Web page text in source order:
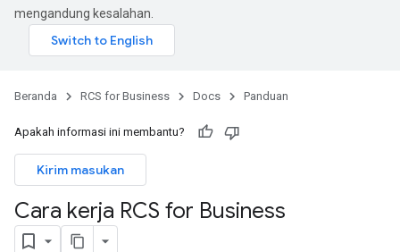
mengandung kesalahan.
Beranda RCS for Business Docs Panduan
Apakah informasi ini membantu?
Kirim masukan
Cara kerja RCS for Business